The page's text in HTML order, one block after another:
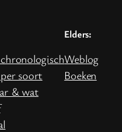
per soort
& wat
Elders:
Weblog
Boeken